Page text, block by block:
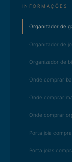
INFORMAÇÕES
Organizador de
Organizador de
Organizador de
Onde comprar
Onde comprar
Onde comprar
Porta joia
Porta joias